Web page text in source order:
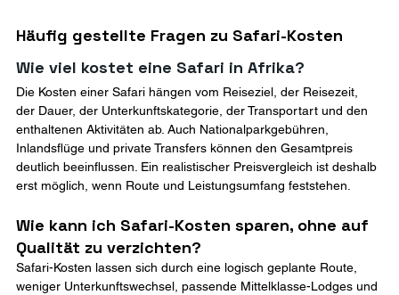
Häufig gestellte Fragen zu Safari-Kosten
Wie viel kostet eine Safari in Afrika?
Die Kosten einer Safari hängen vom Reiseziel, der Reisezeit,
der Dauer, der Unterkunftskategorie, der Transportart und den
enthaltenen Aktivitäten ab. Auch Nationalparkgebühren,
Inlandsflüge und private Transfers können den Gesamtpreis
deutlich beeinflussen. Ein realistischer Preisvergleich ist deshalb
erst möglich, wenn Route und Leistungsumfang feststehen.
Wie kann ich Safari-Kosten sparen, ohne auf
Qualität zu verzichten?
Safari-Kosten lassen sich durch eine logisch geplante Route,
weniger Unterkunftswechsel, passende Mittelklasse-Lodges und